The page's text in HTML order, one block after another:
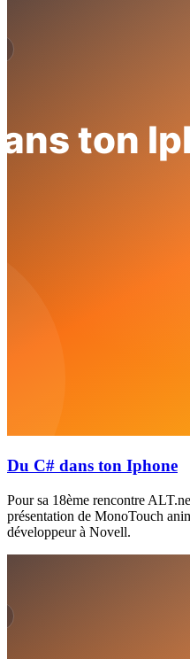
Du C# dans ton Iphone
Pour sa 18ème rencontre
présentation de MonoTouch
développeur à Novell.